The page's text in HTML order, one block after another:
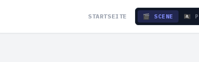
STARTSEITE 🎬 SCENE 🏴‍☠️